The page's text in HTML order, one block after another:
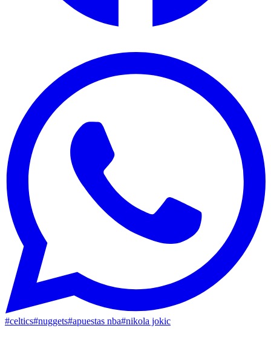
#celtics#nuggets#apuestas nba#nikola jokic